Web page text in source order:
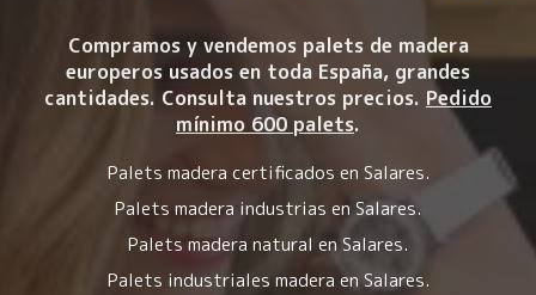
Compramos y vendemos palets de madera
europeros usados en toda España, grandes
cantidades. Consulta nuestros precios. Pedido
mínimo 600 palets.
Palets madera certificados en Salares.
Palets madera industrias en Salares.
Palets madera natural en Salares.
Palets industriales madera en Salares.